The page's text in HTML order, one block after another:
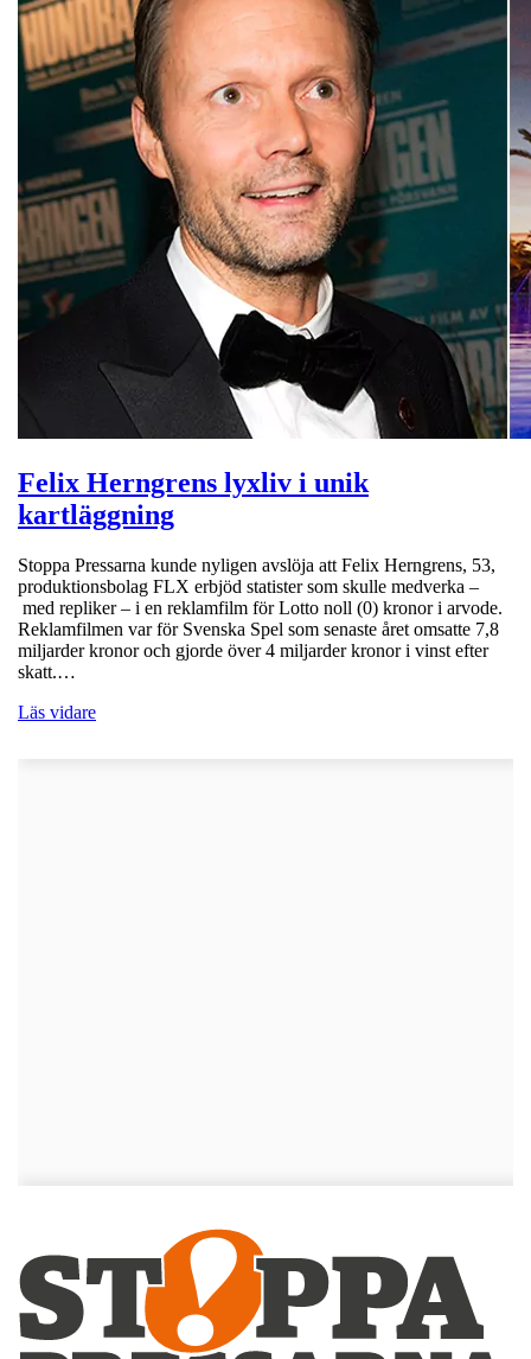
Felix Herngrens lyxliv i unik
kartläggning
Stoppa Pressarna kunde nyligen avslöja att Felix Herngrens, 53,
produktionsbolag FLX erbjöd statister som skulle medverka –
med repliker – i en reklamfilm för Lotto noll (0) kronor i arvode.
Reklamfilmen var för Svenska Spel som senaste året omsatte 7,8
miljarder kronor och gjorde över 4 miljarder kronor i vinst efter
skatt.…
Läs vidare